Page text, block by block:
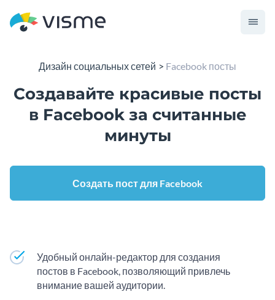
Дизайн социальных сетей Facebook посты
Создавайте красивые посты
в Facebook за считанные
минуты
Создать пост для Facebook
Удобный онлайн-редактор для создания
постов в Facebook, позволяющий привлечь
внимание вашей аудитории.